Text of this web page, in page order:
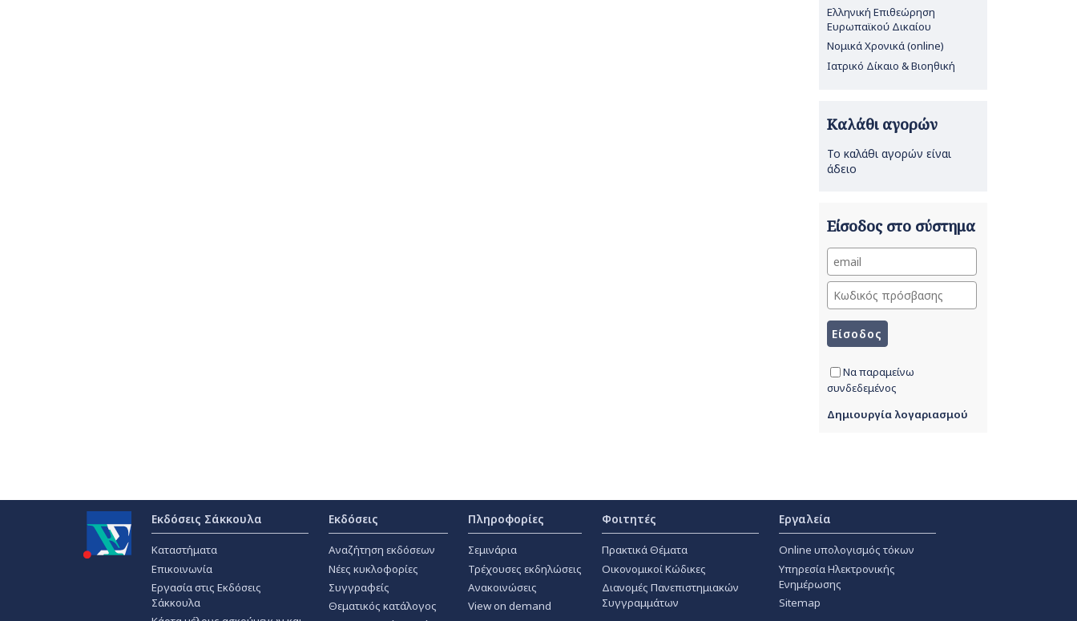
Ελληνική Επιθεώρηση
Ευρωπαϊκού Δικαίου
Νομικά Χρονικά (online)
Ιατρικό Δίκαιο & Βιοηθική
Καλάθι αγορών
Το καλάθι αγορών είναι
άδειο
Είσοδος στο σύστημα
Να παραμείνω
συνδεδεμένος
Δημιουργία λογαριασμού
Εκδόσεις Σάκκουλα
Καταστήματα
Επικοινωνία
Εργασία στις Εκδόσεις
Σάκκουλα
Εκδόσεις
Αναζήτηση εκδόσεων
Νέες κυκλοφορίες
Συγγραφείς
Θεματικός κατάλογος
Πληροφορίες
Σεμινάρια
Τρέχουσες εκδηλώσεις
Ανακοινώσεις
View on demand
Φοιτητές
Πρακτικά Θέματα
Οικονομικοί Κώδικες
Διανομές Πανεπιστημιακών
Συγγραμμάτων
Εργαλεία
Online υπολογισμός τόκων
Υπηρεσία Ηλεκτρονικής
Ενημέρωσης
Sitemap